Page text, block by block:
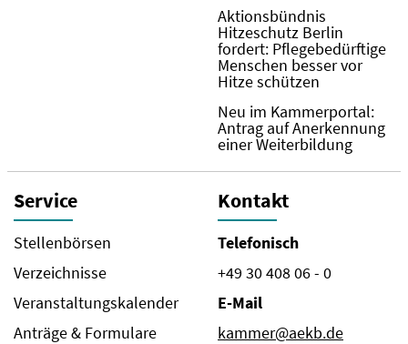
Aktionsbündnis
Hitzeschutz Berlin
fordert: Pflegebedürftige
Menschen besser vor
Hitze schützen
Neu im Kammerportal:
Antrag auf Anerkennung
einer Weiterbildung
Service
Stellenbörsen
Verzeichnisse
Veranstaltungskalender
Anträge & Formulare
Kontakt
Telefonisch
+49 30 408 06 - 0
E-Mail
kammer@aekb.de